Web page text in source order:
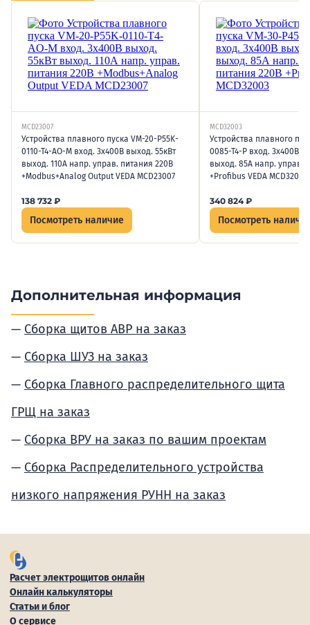
MCD23007
Устройства плавного пуска VM-20-P55K-
0110-T4-AO-M вход. 3х400В выход. 55кВт
выход. 110А напр. управ. питания 220В
+Modbus+Analog Output VEDA MCD23007
138 732 ₽
Посмотреть наличие
MCD32003
Устройства плавного
0085-T4-P вход. 3х400В
выход. 85А напр. управ.
+Profibus VEDA MCD32003
340 824₽
Посмотреть
Дополнительная информация
Сборка щитов АВР на заказ
Сборка ШУЗ на заказ
Сборка Главного распределительного щита
ГРЩ на заказ
Сборка ВРУ на заказ по вашим проектам
Сборка Распределительного устройства
низкого напряжения РУНН на заказ
Расчет электрощитов онлайн
Онлайн калькуляторы
Статьи и блог
О сервисе